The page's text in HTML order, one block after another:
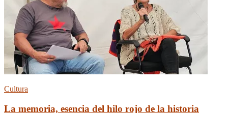
Cultura
La memoria, esencia del hilo rojo de la historia